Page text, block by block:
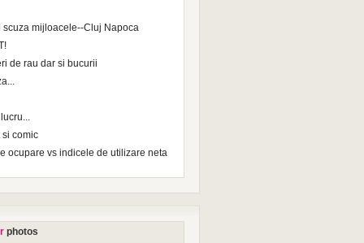
scuza mijloacele--Cluj Napoca
de rau dar si bucurii
si comic
ocupare vs indicele de utilizare neta
r photos